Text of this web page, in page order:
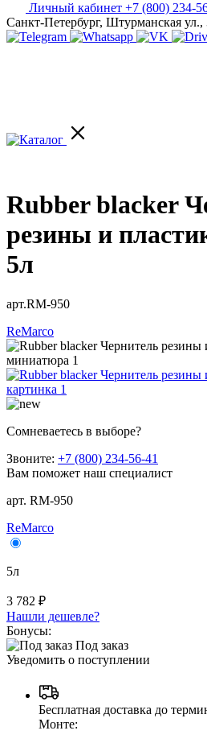
Личный кабинет +7 (800) 234-
Санкт-Петербург, Штурманская ул.,
Rubber blacker
резины и
5л
арт.RM-950
ReMarco
Сомневаетесь в выборе?
Звоните: +7 (800) 234-56-41
Вам поможет наш специалист
арт. RM-950
ReMarco
5л
3 782 ₽
Нашли дешевле?
Бонусы:
Под заказ
Уведомить о поступлении
Бесплатная доставка до
Монте: